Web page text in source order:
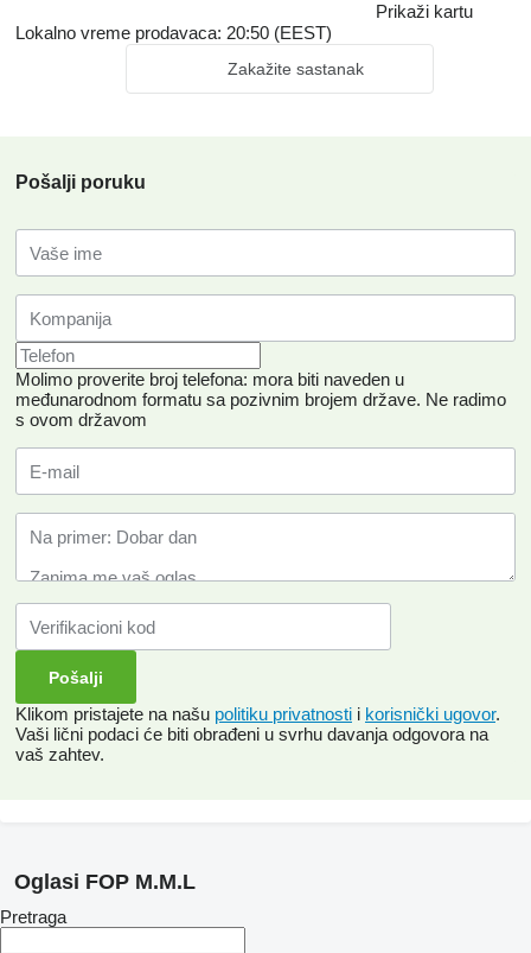
Prikaži kartu
Lokalno vreme prodavaca: 20:50 (EEST)
Zakažite sastanak
Pošalji poruku
Molimo proverite broj telefona: mora biti naveden u
međunarodnom formatu sa pozivnim brojem države. Ne radimo
s ovom državom
Klikom pristajete na našu politiku privatnosti i korisnički ugovor.
Vaši lični podaci će biti obrađeni u svrhu davanja odgovora na
vaš zahtev.
Oglasi FOP M.M.L
Pretraga